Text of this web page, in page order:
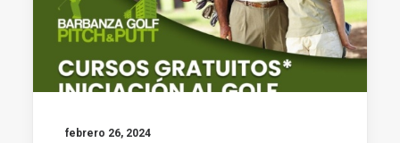
febrero 26, 2024